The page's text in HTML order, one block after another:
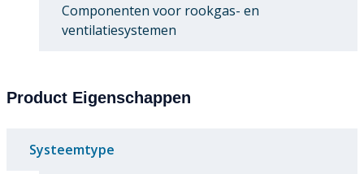
Componenten voor rookgas- en
ventilatiesystemen
Product Eigenschappen
Systeemtype